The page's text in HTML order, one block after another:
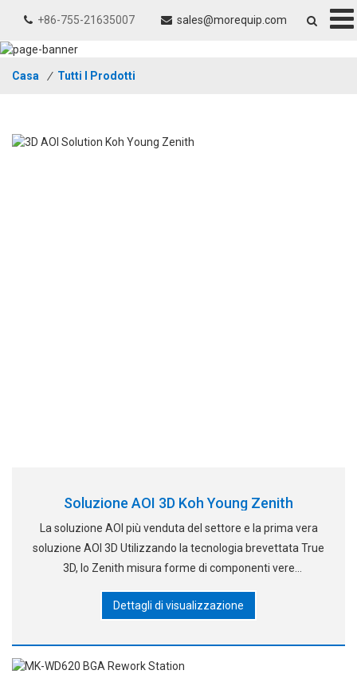
+86-755-21635007 sales@morequip.com
Casa / Tutti I Prodotti
Soluzione AOI 3D Koh Young Zenith
La soluzione AOI più venduta del settore e la prima vera
soluzione AOI 3D Utilizzando la tecnologia brevettata True
3D, lo Zenith misura forme di componenti vere
saldature con
Dettagli di visualizzazione